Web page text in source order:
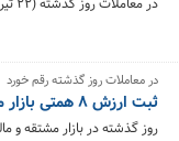
در معاملات روز گذشته رقم خورد
ثبت ارزش ۸ همتی بازار مالی و مشتقه بورس کالا
روز گذشته در بازار مشتقه و مالی بورس کالای ایران ۲ میلیارد و ۹۴